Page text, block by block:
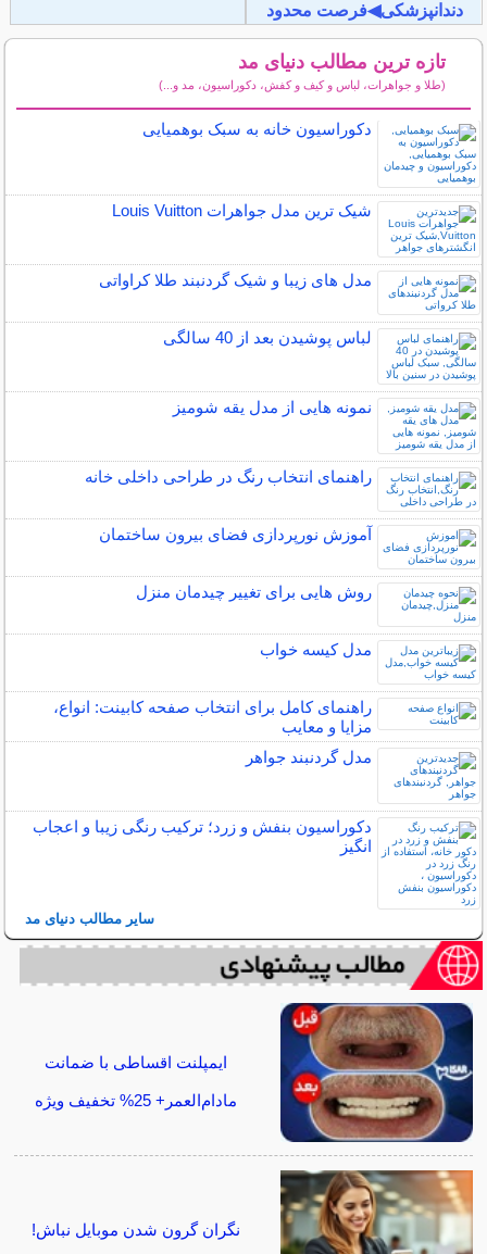
دندانپزشکی◀فرصت محدود
تازه ترین مطالب دنیای مد
(طلا و جواهرات، لباس و کیف و کفش، دکوراسیون، مد و...)
دکوراسیون خانه به سبک بوهمیایی
شیک ترین مدل جواهرات Louis Vuitton
مدل های زیبا و شیک گردنبند طلا کراواتی
لباس پوشیدن بعد از 40 سالگی
نمونه هایی از مدل یقه شومیز
راهنمای انتخاب رنگ در طراحی داخلی خانه
آموزش نورپردازی فضای بیرون ساختمان
روش هایی برای تغییر چیدمان منزل
مدل کیسه خواب
راهنمای کامل برای انتخاب صفحه کابینت: انواع،
مزایا و معایب
مدل گردنبند جواهر
دکوراسیون بنفش و زرد؛ ترکیب رنگی زیبا و اعجاب
انگیز
سایر مطالب دنیای مد
ایمپلنت اقساطی با ضمانت
مادام‌العمر+ 25% تخفیف ویژه
نگران گرون شدن موبایل نباش!